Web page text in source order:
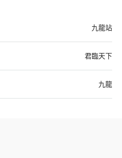
九龍站
君臨天下
九龍